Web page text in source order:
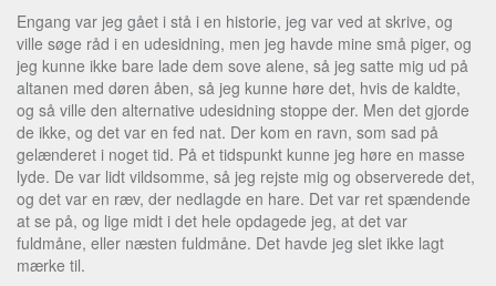
Engang var jeg gået i stå i en historie, jeg var ved at skrive, og
ville søge råd i en udesidning, men jeg havde mine små piger, og
jeg kunne ikke bare lade dem sove alene, så jeg satte mig ud på
altanen med døren åben, så jeg kunne høre det, hvis de kaldte,
og så ville den alternative udesidning stoppe der. Men det gjorde
de ikke, og det var en fed nat. Der kom en ravn, som sad på
gelænderet i noget tid. På et tidspunkt kunne jeg høre en masse
lyde. De var lidt vildsomme, så jeg rejste mig og observerede det,
og det var en ræv, der nedlagde en hare. Det var ret spændende
at se på, og lige midt i det hele opdagede jeg, at det var
fuldmåne, eller næsten fuldmåne. Det havde jeg slet ikke lagt
mærke til.